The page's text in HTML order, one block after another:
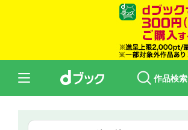
作品検索